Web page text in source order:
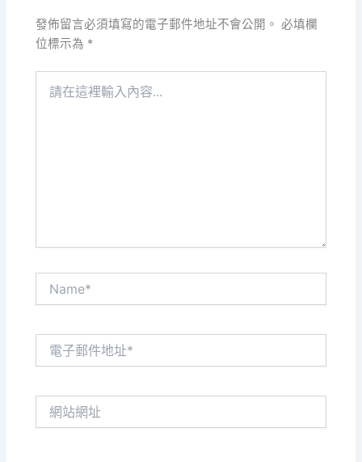
發佈留言必須填寫的電子郵件地址不會公開。 必填欄
位標示為 *